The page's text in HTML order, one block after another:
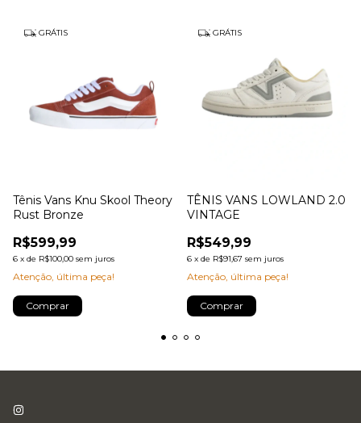
GRÁTIS
Tênis Vans Knu Skool Theory
Rust Bronze
R$599,99
6 x de R$100,00 sem juros
Atenção, última peça!
Comprar
GRÁTIS
TÊNIS VANS LOWLAND 2.0
VINTAGE
R$549,99
6 x de R$91,67 sem juros
Atenção, última peça!
Comprar